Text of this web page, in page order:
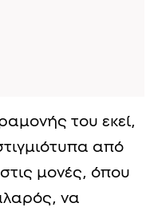
του εκεί,
από
μονές, όπου
να